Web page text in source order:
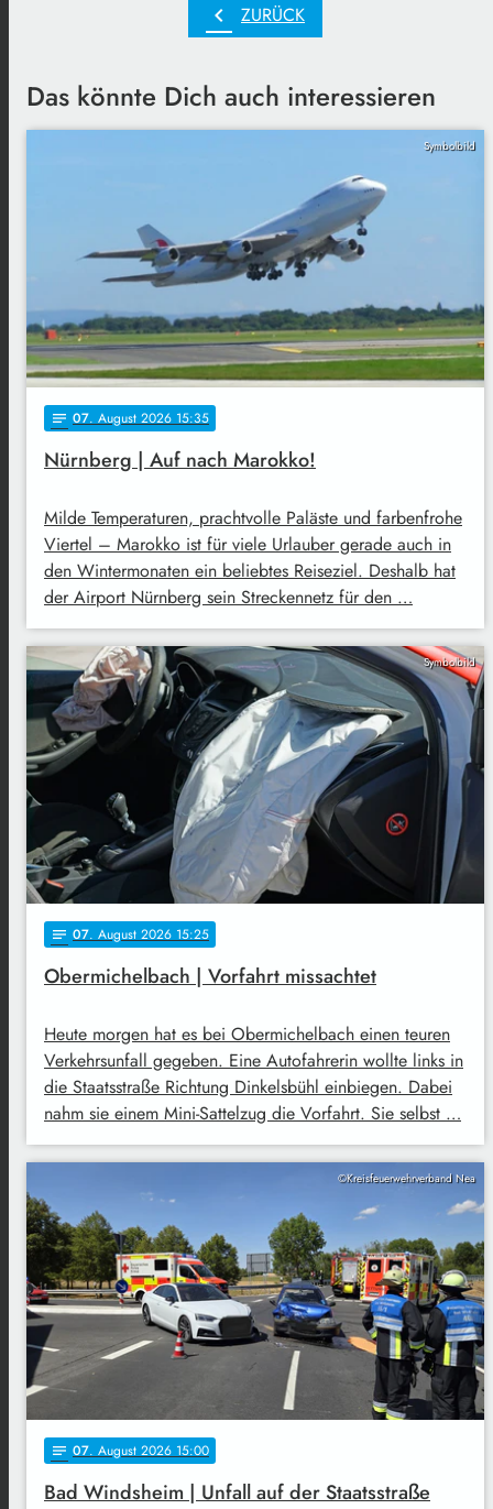
chevron_left ZURÜCK
Das könnte Dich auch interessieren
Symbolbild
notes 07. August 2026 15:35
Nürnberg | Auf nach Marokko!
Milde Temperaturen, prachtvolle Paläste und farbenfrohe
Viertel – Marokko ist für viele Urlauber gerade auch in
den Wintermonaten ein beliebtes Reiseziel. Deshalb hat
der Airport Nürnberg sein Streckennetz für den …
Symbolbild
notes 07. August 2026 15:25
Obermichelbach | Vorfahrt missachtet
Heute morgen hat es bei Obermichelbach einen teuren
Verkehrsunfall gegeben. Eine Autofahrerin wollte links in
die Staatsstraße Richtung Dinkelsbühl einbiegen. Dabei
nahm sie einem Mini-Sattelzug die Vorfahrt. Sie selbst …
©Kreisfeuerwehrverband Nea
notes 07. August 2026 15:00
Bad Windsheim | Unfall auf der Staatsstraße